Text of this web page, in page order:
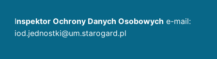
Inspektor Ochrony Danych Osobowych e-mail:
iod.jednostki@um.starogard.pl